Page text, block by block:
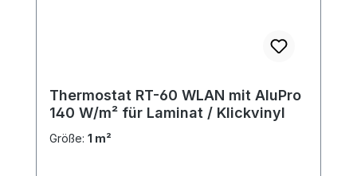
Thermostat RT-60 WLAN mit AluPro
140 W/m² für Laminat / Klickvinyl
Größe: 1 m²